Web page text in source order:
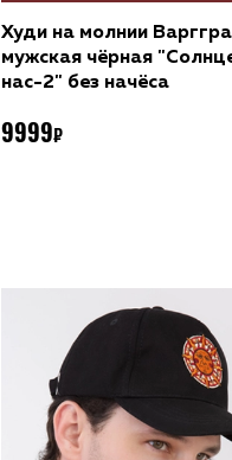
Худи на молнии
мужская чёрная
нас-2" без начёса
9999